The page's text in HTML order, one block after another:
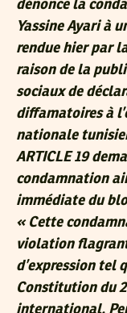
dénonce la
Yassine Ayari à
rendue hier par
raison de la
sociaux de
diffamatoires à
nationale
ARTICLE 19
condamnation
immédiate du
« Cette
violation
d’expression tel
Constitution du
international.